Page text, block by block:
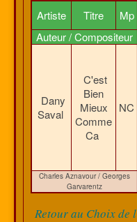
Artiste Titre Mp
Auteur / Compositeur
Dany
Saval
C'est
Bien
Mieux
Comme
Ca
NC
Charles Aznavour / Georges
Garvarentz
Retour au Choix de